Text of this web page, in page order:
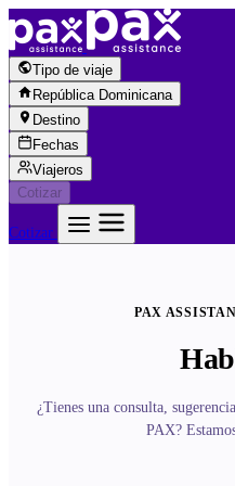
Saltar al contenido
Tipo de viaje
República Dominicana
Destino
Fechas
Viajeros
Cotizar
Cotizar
PAX
¿Tienes una consulta,
PAX?